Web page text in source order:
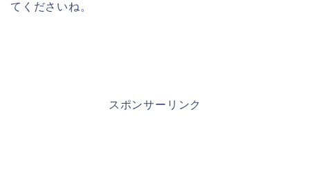
てくださいね。
スポンサーリンク